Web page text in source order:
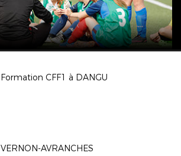
Formation CFF1 à DANGU
VERNON-AVRANCHES